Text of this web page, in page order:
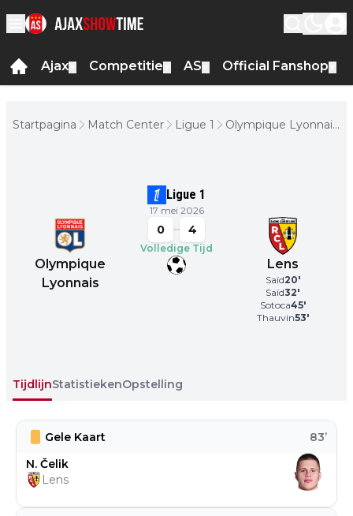
Ajax Competitie AS Official Fanshop
Startpagina Match Center Ligue 1
Olympique Lyonnais
Ligue 1
17 mei 2026
Olympique
Lyonnais
0 4
Volledige Tijd
Lens
Saïd20'
Saïd32'
Sotoca45'
Thauvin53'
TijdlijnStatistiekenOpstelling
Gele Kaart 83’
N. Čelik
Lens